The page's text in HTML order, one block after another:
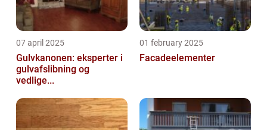
07 april 2025
Gulvkanonen: eksperter i
gulvafslibning og
vedlige...
01 february 2025
Facadeelementer